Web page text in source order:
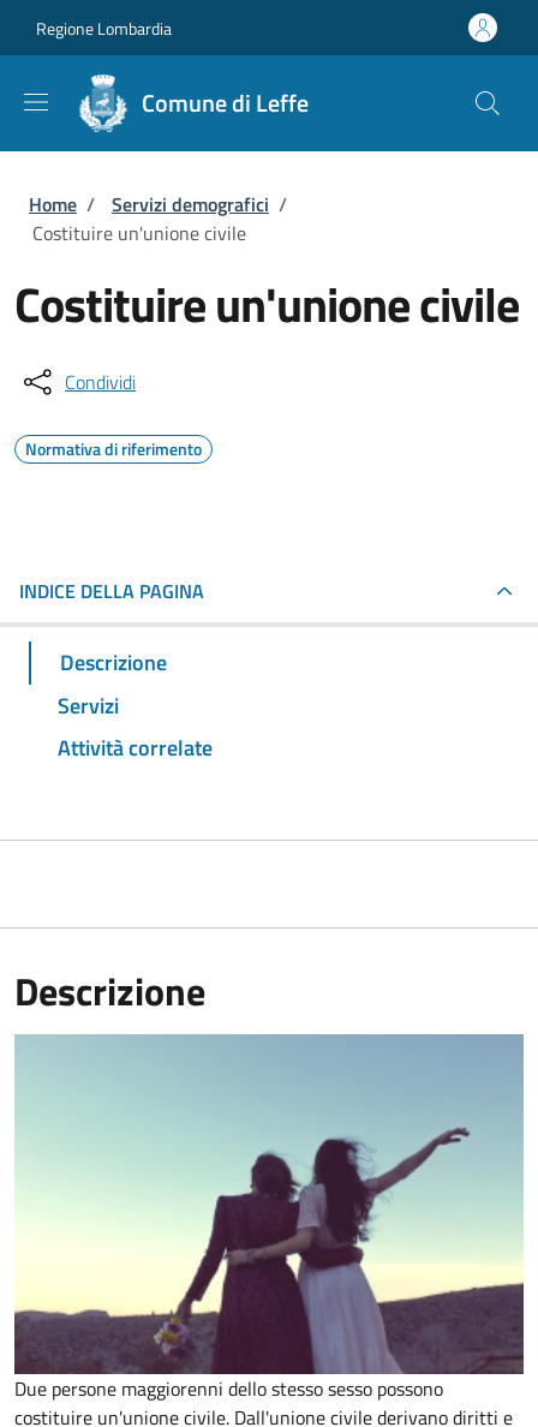
Regione Lombardia
Comune di Leffe
Briciole di pane
Home / Servizi demografici /
Costituire un'unione civile
Costituire un'unione civile
Condividi
Normativa di riferimento
INDICE DELLA PAGINA
Descrizione
Servizi
Attività correlate
Descrizione
Due persone maggiorenni dello stesso sesso possono
costituire un'unione civile. Dall'unione civile derivano diritti e